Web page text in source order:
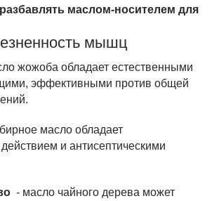
маслом-носителем для
мышц
жожоба обладает естественными
эффективными против общей
масло обладает
и антисептическими
- масло чайного дерева может